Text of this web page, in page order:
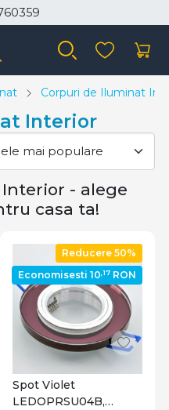
Corpuri de Iluminat
Interior
- alege
casa ta!
Reducere 50%
Economisesti 10,17 RON
Spot Violet
LEDOPRSU04B,